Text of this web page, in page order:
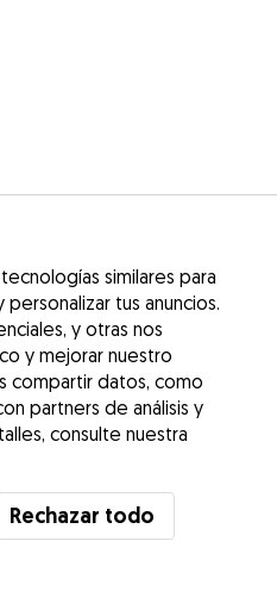
similares para
tus anuncios.
y otras nos
y mejorar nuestro
compartir datos, como
partners de análisis y
consulte nuestra
Rechazar todo